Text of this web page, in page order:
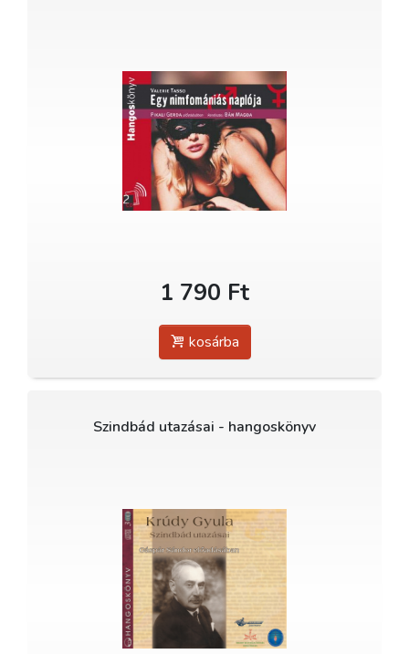
1 790 Ft
kosárba
Szindbád utazásai - hangoskönyv